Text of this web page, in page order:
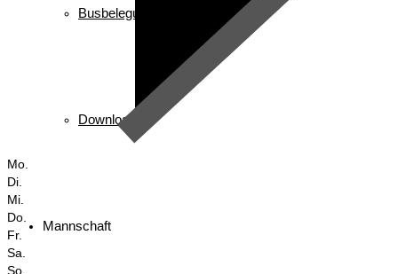
Busbelegung
Downloads
Mannschaft
Mo.
Di.
Mi.
Do.
Fr.
Sa.
So.